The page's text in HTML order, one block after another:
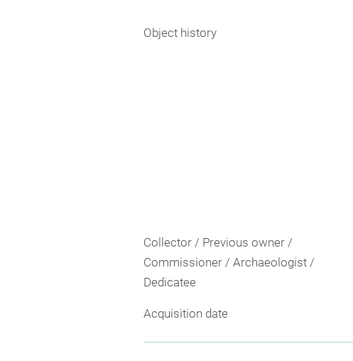
Object history
Collector / Previous owner /
Commissioner / Archaeologist /
Dedicatee
Acquisition date